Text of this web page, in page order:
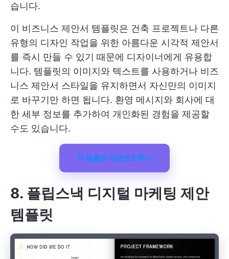
습니다.
이 비즈니스 제안서 템플릿은 건축 프로젝트나 다른
유형의 디자인 작업을 위한 아름다운 시각적 제안서
를 즉시 만들 수 있기 때문에 디자이너에게 유용합
니다. 템플릿의 이미지와 텍스트를 사용하거나 비즈
니스 제안서 스타일을 유지하면서 자신만의 이미지
로 바꾸기만 하면 됩니다. 환영 메시지와 회사에 대
한 세부 정보를 추가하여 개인화된 경험을 제공할
수도 있습니다.
이 템플릿 다운로드하기
8. 플립스낵 디지털 마케팅 제안
템플릿